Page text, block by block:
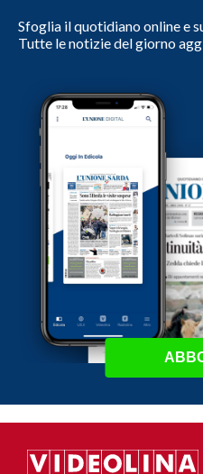
Sfoglia il quotidiano online e
Tutte le notizie del giorno